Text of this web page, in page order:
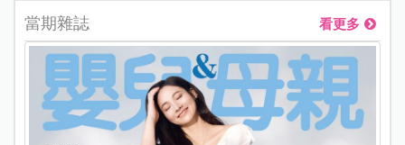
當期雜誌 看更多